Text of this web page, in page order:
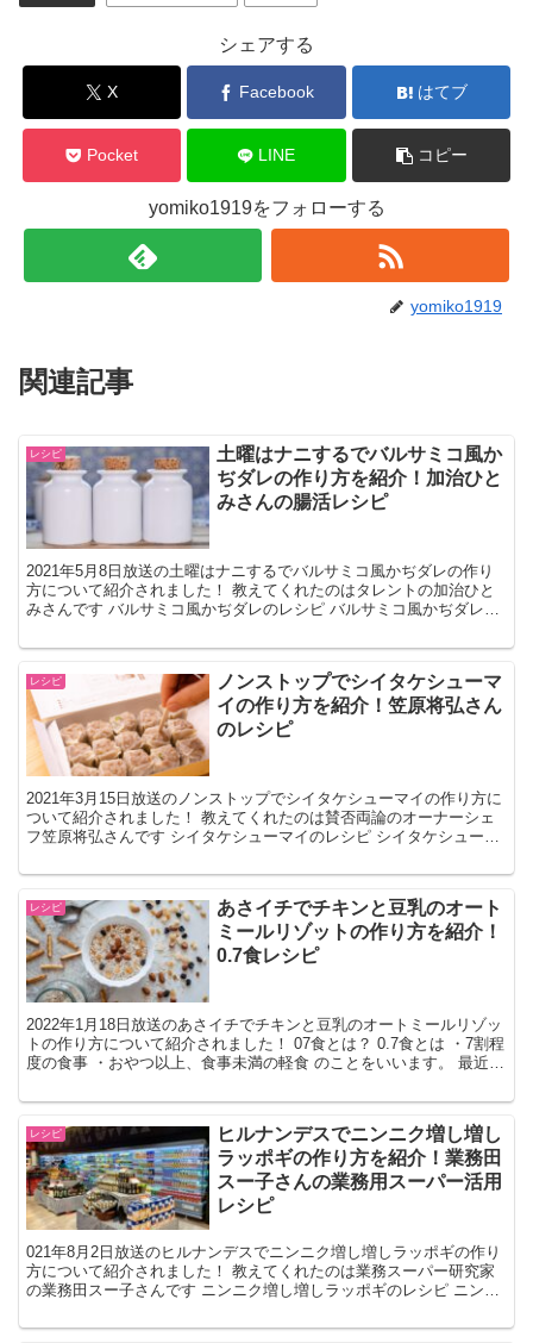
シェアする
X Facebook はてブ
Pocket LINE コピー
yomiko1919をフォローする
yomiko1919
関連記事
レシピ
土曜はナニするでバルサミコ風か
ぢダレの作り方を紹介！加治ひと
みさんの腸活レシピ
2021年5月8日放送の土曜はナニするでバルサミコ風かぢダレの作り
方について紹介されました！ 教えてくれたのはタレントの加治ひと
みさんです バルサミコ風かぢダレのレシピ バルサミコ風かぢダレの
レシピ
ノンストップでシイタケシューマ
イの作り方を紹介！笠原将弘さん
のレシピ
2021年3月15日放送のノンストップでシイタケシューマイの作り方に
ついて紹介されました！ 教えてくれたのは賛否両論のオーナーシェ
フ笠原将弘さんです シイタケシューマイのレシピ シイタケシューマ
レシピ
あさイチでチキンと豆乳のオート
ミールリゾットの作り方を紹介！
0.7食レシピ
2022年1月18日放送のあさイチでチキンと豆乳のオートミールリゾッ
トの作り方について紹介されました！ 07食とは？ 0.7食とは ・7割程
度の食事 ・おやつ以上、食事未満の軽食 のことをいいます。 最近は
レシピ
ヒルナンデスでニンニク増し増し
ラッポギの作り方を紹介！業務田
スー子さんの業務用スーパー活用
レシピ
021年8月2日放送のヒルナンデスでニンニク増し増しラッポギの作り
方について紹介されました！ 教えてくれたのは業務スーパー研究家
の業務田スー子さんです ニンニク増し増しラッポギのレシピ ニンニ